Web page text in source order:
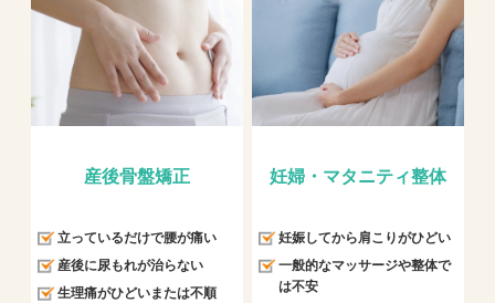
産後骨盤矯正
立っているだけで腰が痛い
産後に尿もれが治らない
生理痛がひどいまたは不順
妊婦・マタニティ整体
妊娠してから肩こりがひどい
一般的なマッサージや整体で
は不安